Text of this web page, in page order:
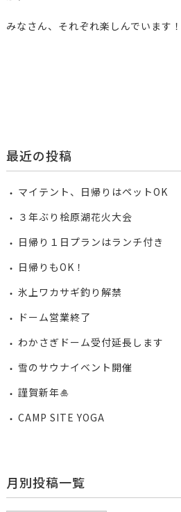
みなさん、それぞれ楽しんでいます！
最近の投稿
マイテント、日帰りはペットOK
３年ぶり桧原湖花火大会
日帰り１日プランはランチ付き
日帰りもOK！
氷上ワカサギ釣り解禁
ドーム営業終了
わかさぎドーム受付延長します
雪のサウナイベント開催
謹賀新年🎍
CAMP SITE YOGA
月別投稿一覧